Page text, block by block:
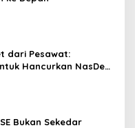
dari Pesawat:
Hancurkan NasDem
Bukan Sekedar